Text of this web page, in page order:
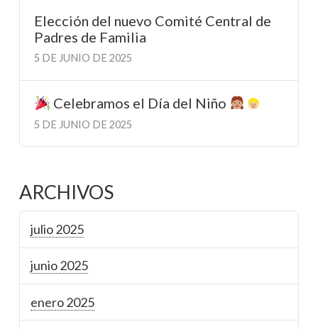
Elección del nuevo Comité Central de
Padres de Familia
5 DE JUNIO DE 2025
Celebramos el Día del Niño
5 DE JUNIO DE 2025
ARCHIVOS
julio 2025
junio 2025
enero 2025